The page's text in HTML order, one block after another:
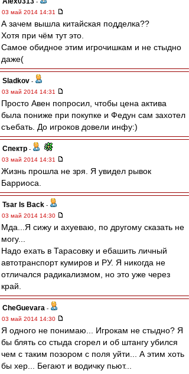
-
03 май 2014 14:31
А зачем вышла китайская подделка??
Хотя при чём тут это.
Самое обидное этим игрочишкам и не стыдно
даже(
Sladkov -
03 май 2014 14:31
Просто Авен попросил, чтобы цена актива
была пониже при покупке и Федун сам захотел
съебать. До игроков довели инфу:)
Спектр -
03 май 2014 14:31
Жизнь прошла не зря. Я увидел рывок
Барриоса.
Tsar Is Back -
03 май 2014 14:30
Мда...Я сижу и ахуеваю, по другому сказать не
могу...
Надо ехать в Тарасовку и ебашить личный
автотранспорт кумиров и РУ. Я никогда не
отличался радикализмом, но это уже через
край.
CheGuevara -
03 май 2014 14:30
Я одного не понимаю... Игрокам не стыдно? Я
бы блять со стыда сгорел и об штангу убился
чем с таким позором с поля уйти... А этим хоть
бы хер... Бегают и водичку пьют...